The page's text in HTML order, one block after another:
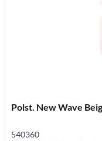
Polst. New Wave
540360